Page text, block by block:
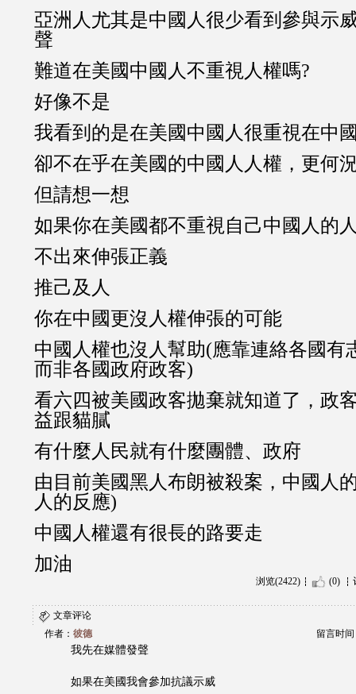
亞洲人尤其是中國人很少看到參與示
聲
難道在美國中國人不重視人權嗎?
好像不是
我看到的是在美國中國人很重視在中
卻不在乎在美國的中國人人權，更何
但請想一想
如果你在美國都不重視自己中國人的
不出來伸張正義
推己及人
你在中國更沒人權伸張的可能
中國人權也沒人幫助(應靠連絡各國有
而非各國政府政客)
看六四被美國政客拋棄就知道了，政
益跟貓膩
有什麼人民就有什麼團體、政府
由目前美國黑人布朗被殺案，中國人
人的反應)
中國人權還有很長的路要走
加油
浏览(2422) (0)
文章评论
作者： 彼德 留言时间
我先在媒體發聲
如果在美國我會參加抗議示威